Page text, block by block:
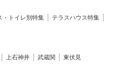
・トイレ別特集
テラスハウス特集
上石神井 武蔵関 東伏見